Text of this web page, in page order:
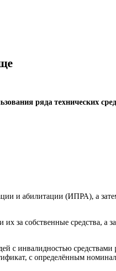
ряда технических
и абилитации (ИПРА), а
за собственные средства, а
с инвалидностью
с определённым